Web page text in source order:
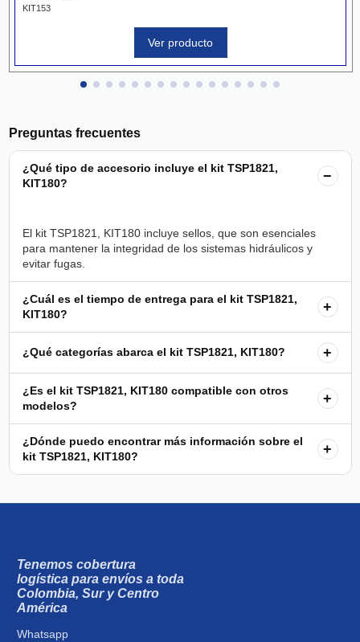
KIT153
Ver producto
Preguntas frecuentes
¿Qué tipo de accesorio incluye el kit TSP1821,
KIT180?
−
El kit TSP1821, KIT180 incluye sellos, que son esenciales
para mantener la integridad de los sistemas hidráulicos y
¿Cuál es el tiempo de entrega para el kit TSP1821,
KIT180?
+
¿Qué categorías abarca el kit TSP1821, KIT180? +
¿Es el kit TSP1821, KIT180 compatible con otros
modelos?
+
¿Dónde puedo encontrar más información sobre el
kit TSP1821, KIT180?
+
Tenemos cobertura
logística para envíos a toda
Colombia, Sur y Centro
América
Whatsapp